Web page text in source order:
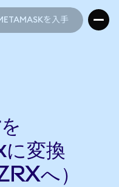
を入手
変換
へ）